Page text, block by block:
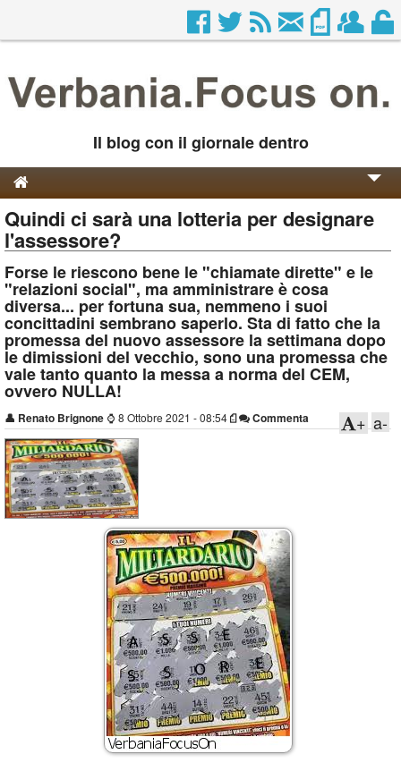
Il blog con il giornale dentro
Genesi e Storia
Contatti
Quindi ci sarà una lotteria per designare
l'assessore?
Forse le riescono bene le "chiamate dirette" e le
"relazioni social", ma amministrare è cosa
diversa... per fortuna sua, nemmeno i suoi
concittadini sembrano saperlo. Sta di fatto che la
promessa del nuovo assessore la settimana dopo
le dimissioni del vecchio, sono una promessa che
vale tanto quanto la messa a norma del CEM,
ovvero NULLA!
👤 Renato Brignone ⌚ 8 Ottobre 2021 - 08:54 Commenta a-
+